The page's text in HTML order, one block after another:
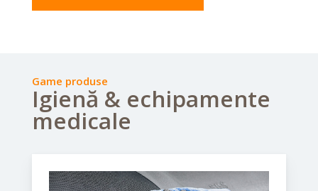
Game produse
Igienă & echipamente
medicale